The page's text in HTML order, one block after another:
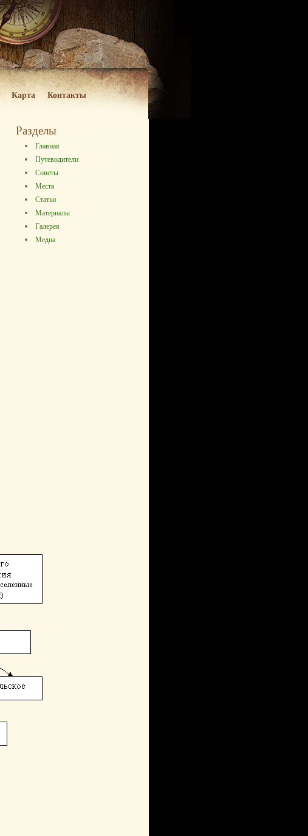
Карта Контакты
Разделы
Главная
Путеводители
Советы
Места
Статьи
Материалы
Галерея
Медиа